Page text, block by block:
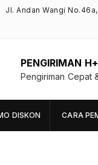
Jl. Andan Wangi
PENGIRIMAN
Pengiriman Cepat
DISKON CARA